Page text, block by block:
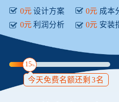
0元 设计方案 0元 成本
0元 利润分析 0元 安装
15%
今天免费名额还剩 3名